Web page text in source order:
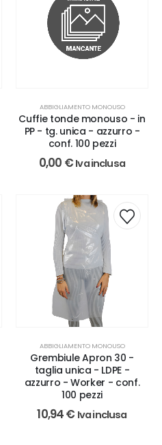
ABBIGLIAMENTO MONOUSO
Cuffie tonde monouso - in
PP - tg. unica - azzurro -
conf. 100 pezzi
0,00 € Iva inclusa
ABBIGLIAMENTO MONOUSO
Grembiule Apron 30 -
taglia unica - LDPE -
azzurro - Worker - conf.
100 pezzi
10,94€ Iva inclusa